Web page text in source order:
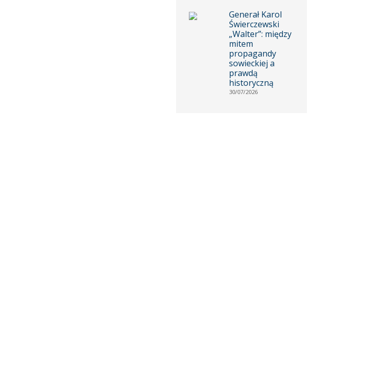
Generał Karol
Świerczewski
„Walter”: między
mitem
propagandy
sowieckiej a
prawdą
historyczną
30/07/2026